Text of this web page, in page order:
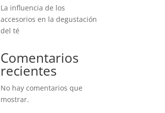
La influencia de los
accesorios en la degustación
del té
Comentarios
recientes
No hay comentarios que
mostrar.